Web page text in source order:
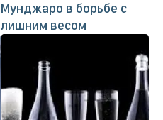
Мунджаро в борьбе с
лишним весом